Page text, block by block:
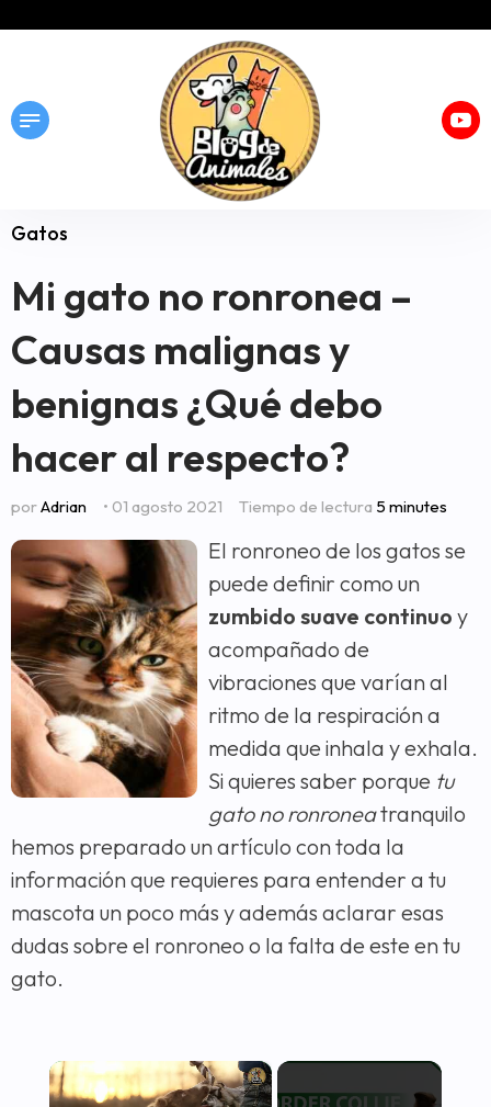
Gatos
Mi gato no ronronea –
Causas malignas y
benignas ¿Qué debo
hacer al respecto?
porAdrian • 01 agosto 2021 Tiempo de lectura 5 minutes
El ronroneo de los gatos se
puede definir como un
zumbido suave continuo y
acompañado de
vibraciones que varían al
ritmo de la respiración a
medida que inhala y exhala.
Si quieres saber porque tu
gato no ronroneatranquilo
hemos preparado un artículo con toda la
información que requieres para entender a tu
mascota un poco más y además aclarar esas
dudas sobre el ronroneo o la falta de este en tu
gato.
×